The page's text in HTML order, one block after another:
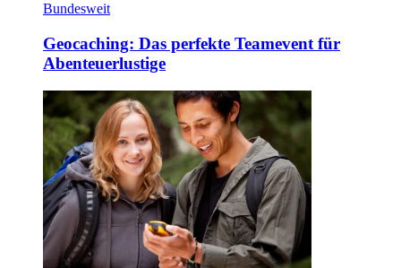
Bundesweit
Geocaching: Das perfekte Teamevent für
Abenteuerlustige